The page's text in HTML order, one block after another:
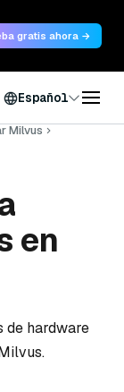
gratis ahora →
Español
Milvus
en
de hardware